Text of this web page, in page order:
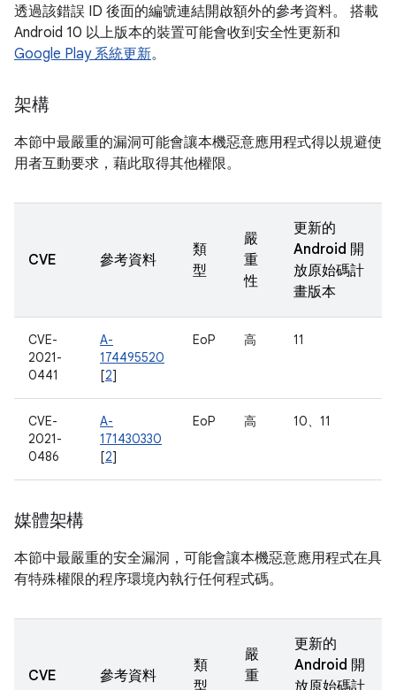
透過該錯誤 ID 後面的編號連結開啟額外的參考資料。 搭載
Android 10 以上版本的裝置可能會收到安全性更新和
Google Play 系統更新。
架構
本節中最嚴重的漏洞可能會讓本機惡意應用程式得以規避使
用者互動要求，藉此取得其他權限。
CVE 參考資料
類
型
嚴
重
性
更新的
Android 開
放原始碼計
畫版本
CVE-
2021-
0441
A-
174495520
[2]
EoP 高 11
CVE-
2021-
0486
A-
171430330
[2]
EoP 高 10、11
媒體架構
本節中最嚴重的安全漏洞，可能會讓本機惡意應用程式在具
有特殊權限的程序環境內執行任何程式碼。
CVE 參考資料
類
型
嚴
重
更新的
Android 開
放原始碼計